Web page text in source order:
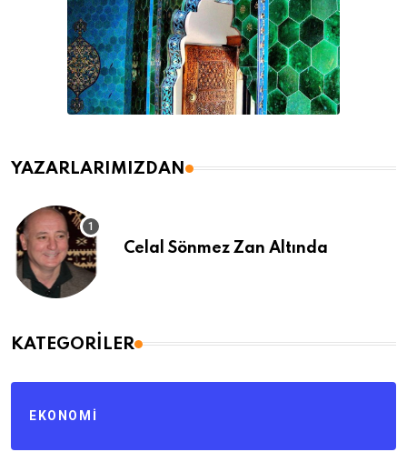
YAZARLARIMIZDAN
Celal Sönmez Zan Altında
KATEGORILER
EKONOMI